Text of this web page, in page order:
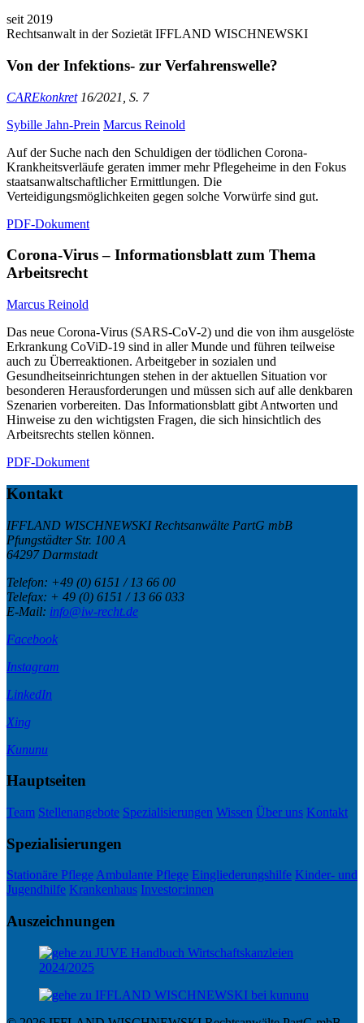
seit 2019
Rechtsanwalt in der Sozietät IFFLAND WISCHNEWSKI
Von der Infektions- zur Verfahrenswelle?
CAREkonkret16/2021, S. 7
Sybille Jahn-Prein Marcus Reinold
Auf der Suche nach den Schuldigen der tödlichen Corona-
Krankheitsverläufe geraten immer mehr Pflegeheime in den Fokus
staatsanwaltschaftlicher Ermittlungen. Die
Verteidigungsmöglichkeiten gegen solche Vorwürfe sind gut.
PDF-Dokument
Corona-Virus – Informationsblatt zum Thema
Arbeitsrecht
Marcus Reinold
Das neue Corona-Virus (SARS-CoV-2) und die von ihm ausgelöste
Erkrankung CoViD-19 sind in aller Munde und führen teilweise
auch zu Überreaktionen. Arbeitgeber in sozialen und
Gesundheitseinrichtungen stehen in der aktuellen Situation vor
besonderen Herausforderungen und müssen sich auf alle denkbaren
Szenarien vorbereiten. Das Informationsblatt gibt Antworten und
Hinweise zu den wichtigsten Fragen, die sich hinsichtlich des
Arbeitsrechts stellen können.
PDF-Dokument
Kontakt
IFFLAND WISCHNEWSKI Rechtsanwälte PartG mbB
Pfungstädter Str. 100 A
64297 Darmstadt
Telefon: +49 (0) 6151 / 13 66 00
Telefax: + 49 (0) 6151 / 13 66 033
E-Mail: info@iw-recht.de
Facebook
Instagram
LinkedIn
Xing
Kununu
Hauptseiten
Team Stellenangebote Spezialisierungen Wissen Über uns Kontakt
Spezialisierungen
Stationäre PflegeAmbulante Pflege Eingliederungshilfe Kinder- und
Jugendhilfe Krankenhaus Investor:innen
Auszeichnungen